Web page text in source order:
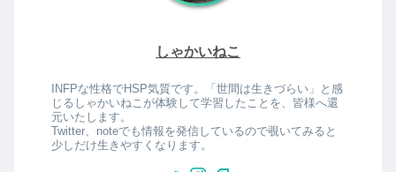
しゃかいねこ
INFPな性格でHSP気質です。「世間は生きづらい」と感
じるしゃかいねこが体験して学習したことを、皆様へ還
元いたします。
Twitter、noteでも情報を発信しているので覗いてみると
少しだけ生きやすくなります。